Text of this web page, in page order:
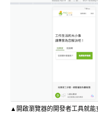
▲開啟瀏覽器的開發者工具就